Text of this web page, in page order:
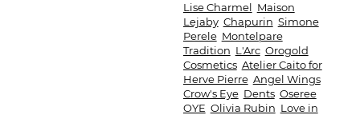
Lise Charmel Maison
Lejaby Chapurin Simone
Perele Montelpare
Tradition L'Arc Orogold
Cosmetics Atelier Caito for
Herve Pierre Angel Wings
Crow's Eye Dents Oseree
OYE Olivia Rubin Love in